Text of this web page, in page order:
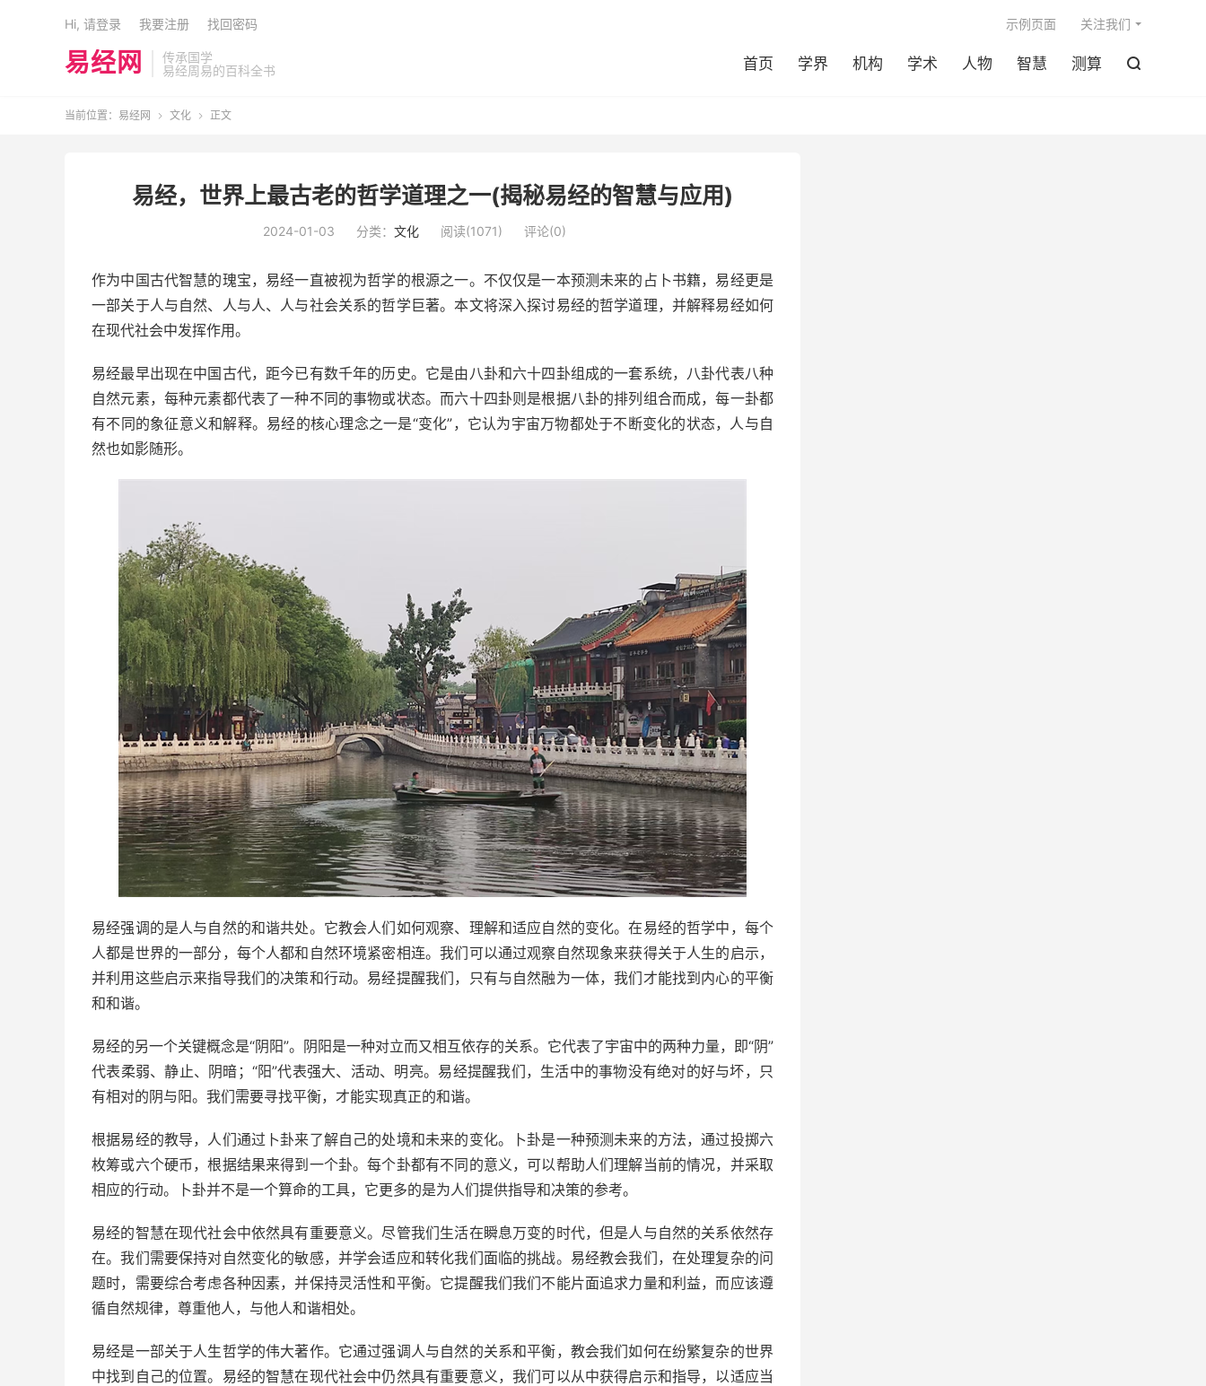
易经网
传承国学
易经周易的百科全书
首页 学界 机构 学术 人物 智慧 测算 
示例页面 关注我们
Hi, 请登录 我要注册 找回密码
当前位置： 易经网  文化  正文
易经，世界上最古老的哲学道理之一(揭秘易经的智慧与应用)
2024-01-03 分类： 文化 阅读(1071) 评论(0)
作为中国古代智慧的瑰宝，易经一直被视为哲学的根源之一。不仅仅是一本预测未来的占卜书籍，易经更是
一部关于人与自然、人与人、人与社会关系的哲学巨著。本文将深入探讨易经的哲学道理，并解释易经如何
在现代社会中发挥作用。
易经最早出现在中国古代，距今已有数千年的历史。它是由八卦和六十四卦组成的一套系统，八卦代表八种
自然元素，每种元素都代表了一种不同的事物或状态。而六十四卦则是根据八卦的排列组合而成，每一卦都
有不同的象征意义和解释。易经的核心理念之一是“变化”，它认为宇宙万物都处于不断变化的状态，人与自
然也如影随形。
易经强调的是人与自然的和谐共处。它教会人们如何观察、理解和适应自然的变化。在易经的哲学中，每个
人都是世界的一部分，每个人都和自然环境紧密相连。我们可以通过观察自然现象来获得关于人生的启示，
并利用这些启示来指导我们的决策和行动。易经提醒我们，只有与自然融为一体，我们才能找到内心的平衡
和和谐。
易经的另一个关键概念是“阴阳”。阴阳是一种对立而又相互依存的关系。它代表了宇宙中的两种力量，即“阴”
代表柔弱、静止、阴暗；“阳”代表强大、活动、明亮。易经提醒我们，生活中的事物没有绝对的好与坏，只
有相对的阴与阳。我们需要寻找平衡，才能实现真正的和谐。
根据易经的教导，人们通过卜卦来了解自己的处境和未来的变化。卜卦是一种预测未来的方法，通过投掷六
枚筹或六个硬币，根据结果来得到一个卦。每个卦都有不同的意义，可以帮助人们理解当前的情况，并采取
相应的行动。卜卦并不是一个算命的工具，它更多的是为人们提供指导和决策的参考。
易经的智慧在现代社会中依然具有重要意义。尽管我们生活在瞬息万变的时代，但是人与自然的关系依然存
在。我们需要保持对自然变化的敏感，并学会适应和转化我们面临的挑战。易经教会我们，在处理复杂的问
题时，需要综合考虑各种因素，并保持灵活性和平衡。它提醒我们我们不能片面追求力量和利益，而应该遵
循自然规律，尊重他人，与他人和谐相处。
易经是一部关于人生哲学的伟大著作。它通过强调人与自然的关系和平衡，教会我们如何在纷繁复杂的世界
中找到自己的位置。易经的智慧在现代社会中仍然具有重要意义，我们可以从中获得启示和指导，以适应当